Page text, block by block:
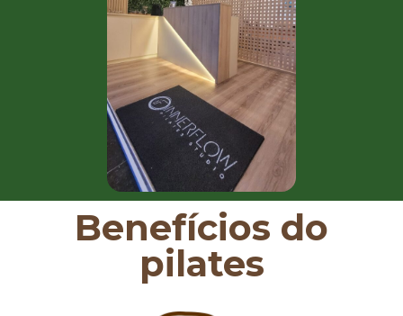
Benefícios do
pilates